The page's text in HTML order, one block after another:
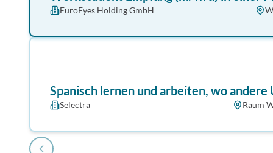
EuroEyes Holding GmbH
Spanisch lernen und arbeiten, wo
Selectra Raum